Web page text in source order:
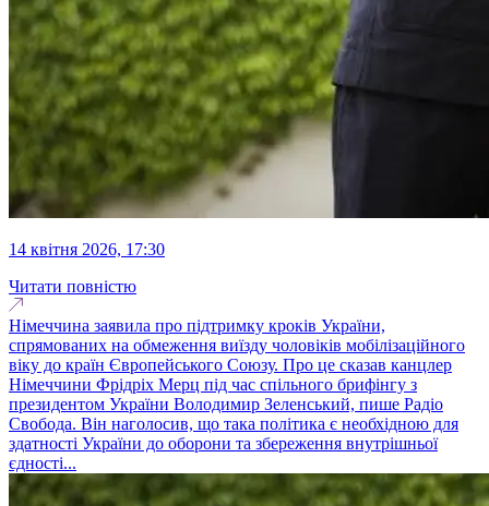
14 квітня 2026, 17:30
Читати повністю
Німеччина заявила про підтримку кроків України,
спрямованих на обмеження виїзду чоловіків мобілізаційного
віку до країн Європейського Союзу. Про це сказав канцлер
Німеччини Фрідріх Мерц під час спільного брифінгу з
президентом України Володимир Зеленський, пише Радіо
Свобода. Він наголосив, що така політика є необхідною для
здатності України до оборони та збереження внутрішньої
єдності...